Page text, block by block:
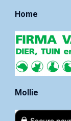
Home
Mollie